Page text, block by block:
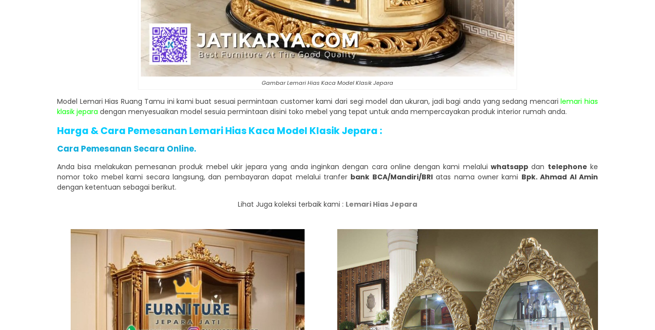
Gambar Lemari Hias Kaca Model Klasik Jepara
Model Lemari Hias Ruang Tamu ini kami buat sesuai permintaan customer kami dari segi model dan ukuran, jadi bagi anda yang sedang mencarilemari hias
klasik jepara dengan menyesuaikan model sesuia permintaan disini toko mebel yang tepat untuk anda mempercayakan produk interior rumah anda.
Harga & Cara Pemesanan Lemari Hias Kaca Model Klasik Jepara :
Cara Pemesanan Secara Online.
Anda bisa melakukan pemesanan produk mebel ukir jepara yang anda inginkan dengan cara online dengan kami melaluiwhatsapp dan telephone ke
nomor toko mebel kami secara langsung, dan pembayaran dapat melalui tranfer bank BCA/Mandiri/BRIatas nama owner kami Bpk. Ahmad Al Amin
dengan ketentuan sebagai berikut.
Lihat Juga koleksi terbaik kami : Lemari Hias Jepara